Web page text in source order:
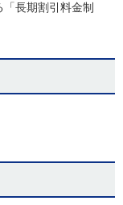
長期割引料金制